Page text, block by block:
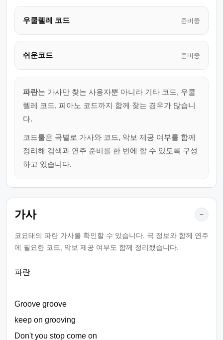
우쿨렐레 코드 준비중
쉬운코드 준비중
파란는 가사만 찾는 사용자뿐 아니라 기타 코드, 우쿨
렐레 코드, 피아노 코드까지 함께 찾는 경우가 많습니
다.
코드툴은 곡별로 가사와 코드, 악보 제공 여부를 함께
정리해 검색과 연주 준비를 한 번에 할 수 있도록 구성
하고 있습니다.
가사 −
코요태의 파란 가사를 확인할 수 있습니다. 곡 정보와 함께 연주
에 필요한 코드, 악보 제공 여부도 함께 정리했습니다.
파란
Groove groove
keep on grooving
Don't you stop come on